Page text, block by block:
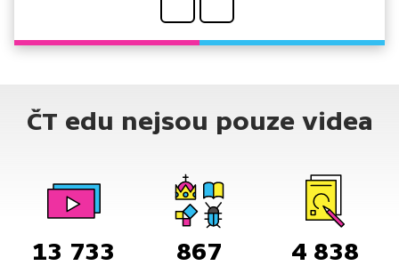
ČT edu nejsou pouze videa
13 733 867 4 838